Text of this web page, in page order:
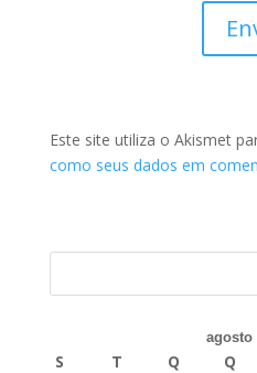
Este site utiliza o Akismet
como seus dados em
agosto
S T Q Q